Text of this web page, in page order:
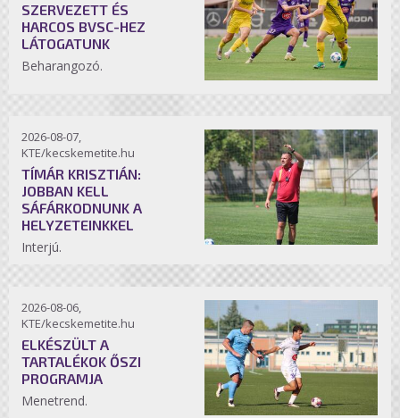
SZERVEZETT ÉS
HARCOS BVSC-HEZ
LÁTOGATUNK
Beharangozó.
2026-08-07,
KTE/kecskemetite.hu
TÍMÁR KRISZTIÁN:
JOBBAN KELL
SÁFÁRKODNUNK A
HELYZETEINKKEL
Interjú.
2026-08-06,
KTE/kecskemetite.hu
ELKÉSZÜLT A
TARTALÉKOK ŐSZI
PROGRAMJA
Menetrend.